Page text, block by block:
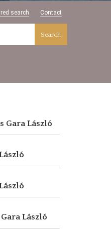
search Contact
Search
Gara László
Gara László